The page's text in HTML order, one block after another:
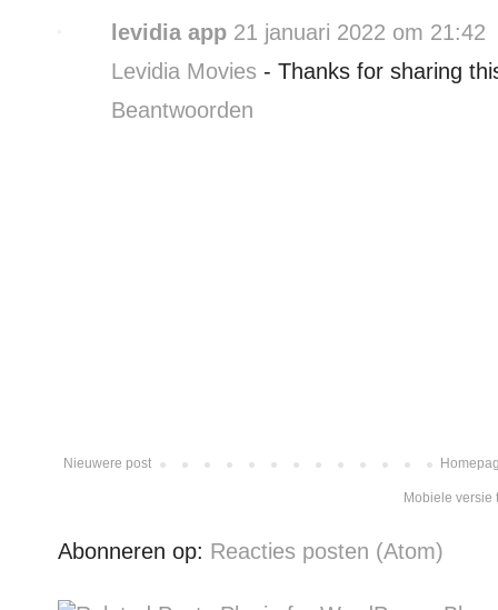
levidia app 21 januari 2022 om 21:42
Levidia Movies - Thanks for sharing
Beantwoorden
Nieuwere post
Mobiele versie
Abonneren op: Reacties posten (Atom)